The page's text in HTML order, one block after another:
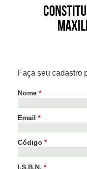
Faça seu cadastro
Nome *
Email *
Código *
I.S.B.N. *